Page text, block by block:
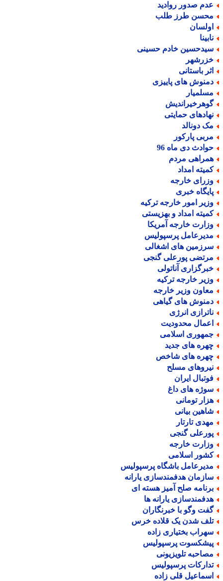
صدور روادید
طرز طلب
خادم حسینی
باستانی
های پاییزی
حمایتی
دونالد
پارکور
دی ماه 96
مردم
امداد
خارجه
خبری
امور خارجه ترکیه
امداد و بهزیستی
خارجه آمریکا
پرسپولیس
های اشغالی
پورعلی گنجی
آناتولی
خارجه ترکیه
وزیر خارجه
های گیاهی
انرژی
محدودیت
اسلامی
های جدید
های شاخص
مسلح
ایران
های داغ
تومانی
بیانی
تارتار
گنجی
خارجه
اسلامی
باشگاه پرسپولیس
هدفمندسازی یارانه
صلح آمیز هسته ای
یارانه ها
وگو با خبرنگاران
شدن یک قلاده خرس
بختیاری زاده
پرسپولیس
تلویزیونی
پرسپولیس
قلی زاده